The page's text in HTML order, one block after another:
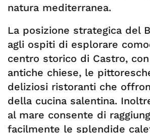
natura mediterranea.
La posizione strategica del
agli ospiti di esplorare
centro storico di Castro,
antiche chiese, le
deliziosi ristoranti che
della cucina salentina.
al mare consente di
facilmente le splendide